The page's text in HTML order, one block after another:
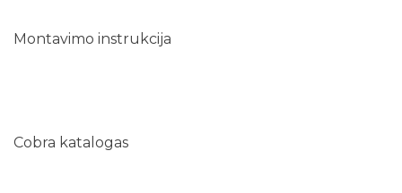
Montavimo instrukcija
Cobra katalogas